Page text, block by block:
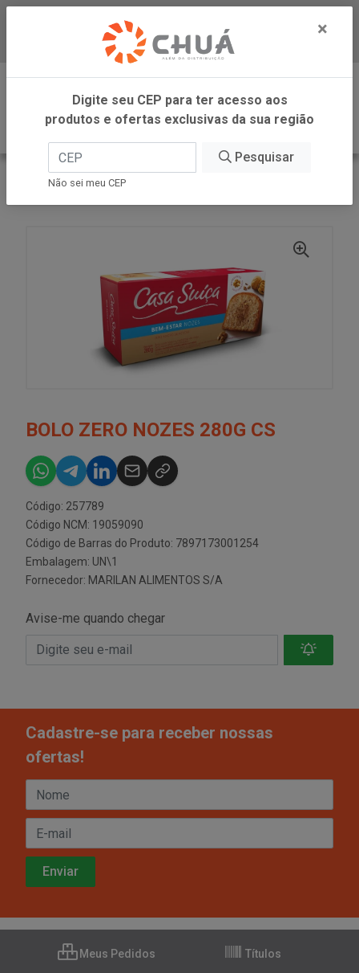
Baixe já nosso APP
0
INÍCIO
CASA SUICA
BOLO ZERO NOZES 280G CS
Código: 257789
Código NCM: 19059090
Código de Barras do Produto: 7897173001254
Embalagem: UN\1
Fornecedor: MARILAN ALIMENTOS S/A
Avise-me quando chegar
Cadastre-se para receber nossas
ofertas!
Meus Pedidos Títulos
×
Digite seu CEP para ter acesso aos
produtos e ofertas exclusivas da sua região
Pesquisar
Não sei meu CEP